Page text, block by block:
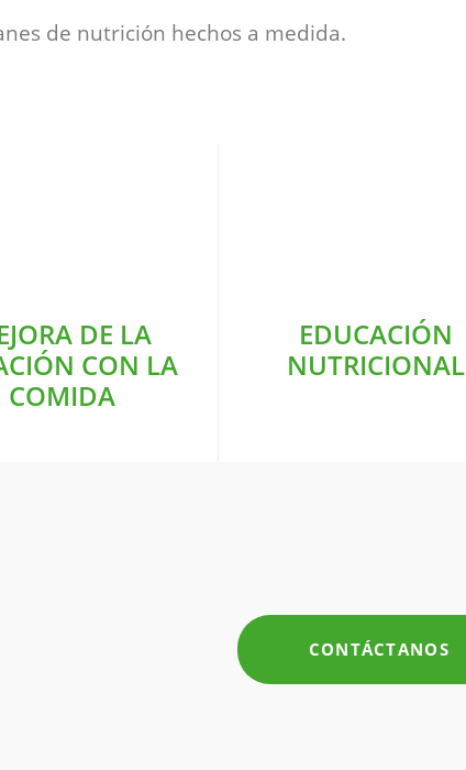
de nutrición hechos a medida.
DE LA
CON LA
COMIDA
EDUCACIÓN
NUTRICIONAL
CONTÁCTANOS